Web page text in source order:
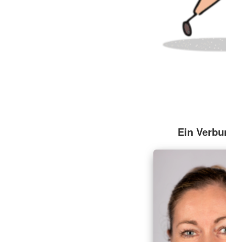
Ein